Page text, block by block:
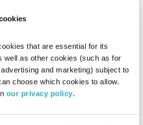
that are essential for its
well as other cookies (such as for
and marketing) subject to
choose which cookies to allow.
our privacy policy.